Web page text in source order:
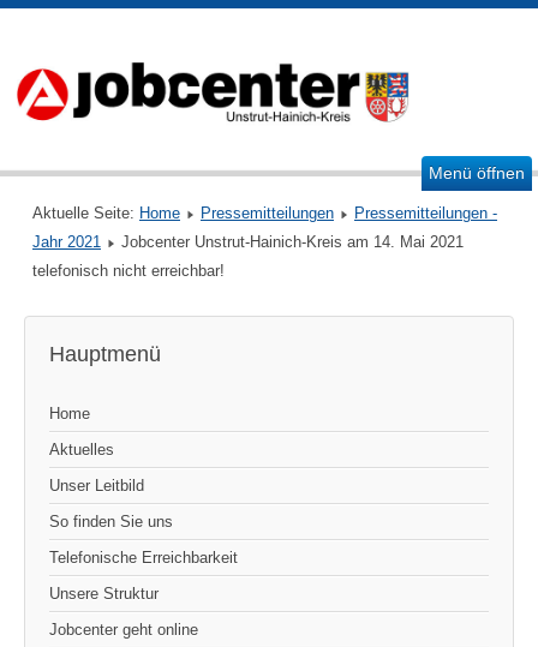
Menü öffnen
Aktuelle Seite: Home Pressemitteilungen
Pressemitteilungen -
Jahr 2021
Jobcenter Unstrut-Hainich-Kreis am 14. Mai 2021
telefonisch nicht erreichbar!
Hauptmenü
Home
Aktuelles
Unser Leitbild
So finden Sie uns
Telefonische Erreichbarkeit
Unsere Struktur
Jobcenter geht online